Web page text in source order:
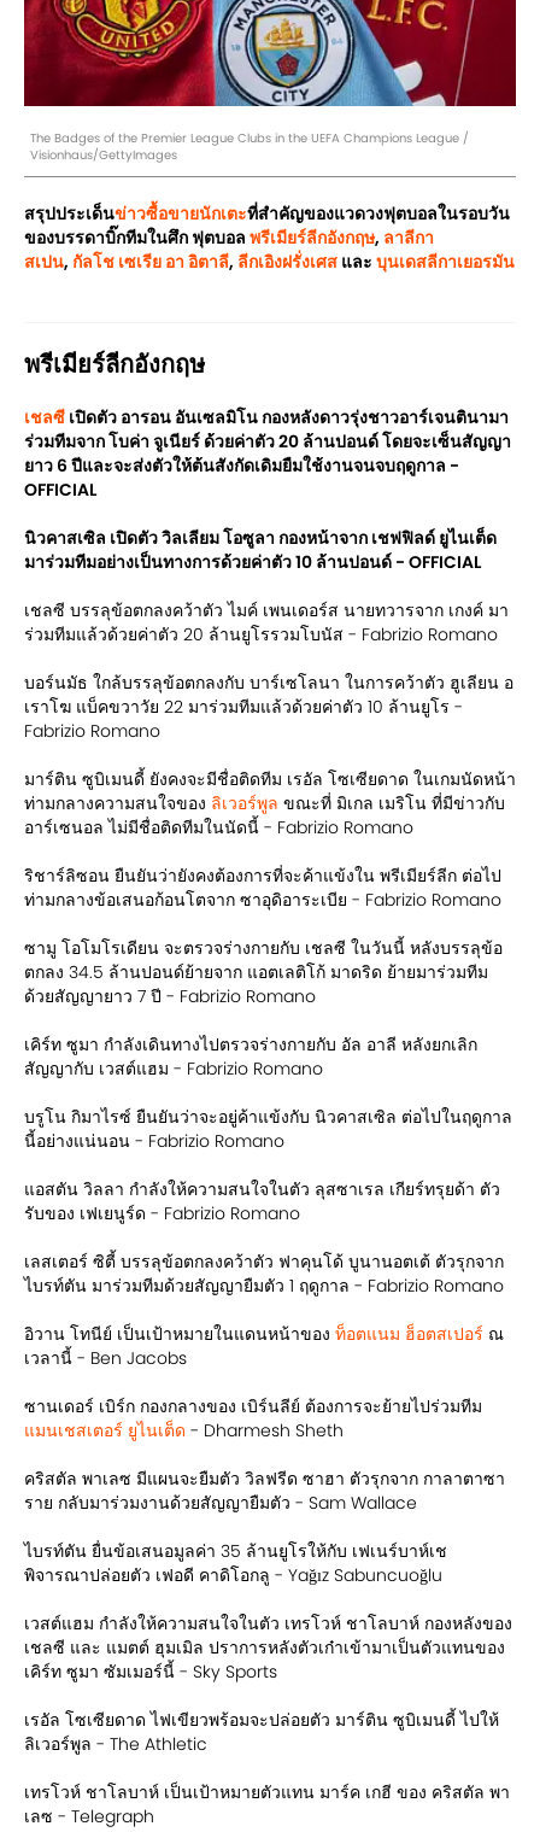
The Badges of the Premier League Clubs in the UEFA Champions League /
Visionhaus/GettyImages
สรุปประเด็นข่าวซื้อขายนักเตะที่สำคัญของแวดวงฟุตบอลในรอบวัน
ของบรรดาบิ๊กทีมในศึก ฟุตบอล พรีเมียร์ลีกอังกฤษ, ลาลีกา
สเปน, กัลโช เซเรีย อา อิตาลี, ลีกเอิงฝรั่งเศส และ บุนเดสลีกาเยอรมัน
พรีเมียร์ลีกอังกฤษ
เชลซี เปิดตัว อารอน อันเซลมิโน กองหลังดาวรุ่งชาวอาร์เจนตินามา
ร่วมทีมจาก โบค่า จูเนียร์ ด้วยค่าตัว 20 ล้านปอนด์ โดยจะเซ็นสัญญา
ยาว 6 ปีและจะส่งตัวให้ต้นสังกัดเดิมยืมใช้งานจนจบฤดูกาล -
OFFICIAL
นิวคาสเซิล เปิดตัว วิลเลียม โอซูลา กองหน้าจาก เชฟฟิลด์ ยูไนเต็ด
มาร่วมทีมอย่างเป็นทางการด้วยค่าตัว 10 ล้านปอนด์ - OFFICIAL
เชลซี บรรลุข้อตกลงคว้าตัว ไมค์ เพนเดอร์ส นายทวารจาก เกงค์ มา
ร่วมทีมแล้วด้วยค่าตัว 20 ล้านยูโรรวมโบนัส - Fabrizio Romano
บอร์นมัธ ใกล้บรรลุข้อตกลงกับ บาร์เซโลนา ในการคว้าตัว ฮูเลียน อ
เราโฆ แบ็คขวาวัย 22 มาร่วมทีมแล้วด้วยค่าตัว 10 ล้านยูโร -
Fabrizio Romano
มาร์ติน ซูบิเมนดี้ ยังคงจะมีชื่อติดทีม เรอัล โซเซียดาด ในเกมนัดหน้า
ท่ามกลางความสนใจของ ลิเวอร์พูล ขณะที่ มิเกล เมริโน ที่มีข่าวกับ
อาร์เซนอล ไม่มีชื่อติดทีมในนัดนี้ - Fabrizio Romano
ริชาร์ลิซอน ยืนยันว่ายังคงต้องการที่จะค้าแข้งใน พรีเมียร์ลีก ต่อไป
ท่ามกลางข้อเสนอก้อนโตจาก ซาอุดิอาระเบีย - Fabrizio Romano
ซามู โอโมโรเดียน จะตรวจร่างกายกับ เชลซี ในวันนี้ หลังบรรลุข้อ
ตกลง 34.5 ล้านปอนด์ย้ายจาก แอตเลติโก้ มาดริด ย้ายมาร่วมทีม
ด้วยสัญญายาว 7 ปี - Fabrizio Romano
เคิร์ท ซูมา กำลังเดินทางไปตรวจร่างกายกับ อัล อาลี หลังยกเลิก
สัญญากับ เวสต์แฮม - Fabrizio Romano
บรูโน กิมาไรซ์ ยืนยันว่าจะอยู่ค้าแข้งกับ นิวคาสเซิล ต่อไปในฤดูกาล
นี้อย่างแน่นอน - Fabrizio Romano
แอสตัน วิลลา กำลังให้ความสนใจในตัว ลุสซาเรล เกียร์ทรุยด้า ตัว
รับของ เฟเยนูร์ด - Fabrizio Romano
เลสเตอร์ ซิตี้ บรรลุข้อตกลงคว้าตัว ฟาคุนโด้ บูนานอตเต้ ตัวรุกจาก
ไบรท์ตัน มาร่วมทีมด้วยสัญญายืมตัว 1 ฤดูกาล - Fabrizio Romano
อิวาน โทนีย์ เป็นเป้าหมายในแดนหน้าของ ท็อตแนม ฮ็อตสเปอร์ ณ
เวลานี้ - Ben Jacobs
ซานเดอร์ เบิร์ก กองกลางของ เบิร์นลีย์ ต้องการจะย้ายไปร่วมทีม
แมนเชสเตอร์ ยูไนเต็ด - Dharmesh Sheth
คริสตัล พาเลซ มีแผนจะยืมตัว วิลฟรีด ซาฮา ตัวรุกจาก กาลาตาซา
ราย กลับมาร่วมงานด้วยสัญญายืมตัว - Sam Wallace
ไบรท์ตัน ยื่นข้อเสนอมูลค่า 35 ล้านยูโรให้กับ เฟเนร์บาห์เช
พิจารณาปล่อยตัว เฟอดี คาดิโอกลู - Yağız Sabuncuoğlu
เวสต์แฮม กำลังให้ความสนใจในตัว เทรโวห์ ชาโลบาห์ กองหลังของ
เชลซี และ แมตต์ ฮุมเมิล ปราการหลังตัวเก๋าเข้ามาเป็นตัวแทนของ
เคิร์ท ซูมา ซัมเมอร์นี้ - Sky Sports
เรอัล โซเซียดาด ไฟเขียวพร้อมจะปล่อยตัว มาร์ติน ซูบิเมนดี้ ไปให้
ลิเวอร์พูล - The Athletic
เทรโวห์ ชาโลบาห์ เป็นเป้าหมายตัวแทน มาร์ค เกฮี ของ คริสตัล พา
เลซ - Telegraph